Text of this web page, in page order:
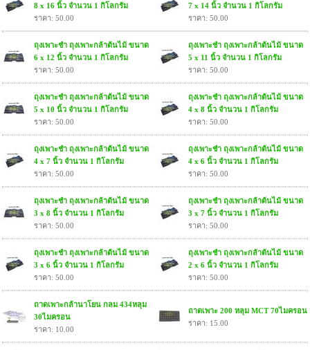
8 x 16 นิ้ว จำนวน 1 กิโลกรัม
ราคา: 50.00
7 x 14 นิ้ว จำนวน 1 กิโลกรัม
ราคา: 50.00
ถุงเพาะชำ ถุงเพาะกล้าต้นไม้ ขนาด
6 x 12 นิ้ว จำนวน 1 กิโลกรัม
ราคา: 50.00
ถุงเพาะชำ ถุงเพาะกล้าต้นไม้ ขนาด
5 x 11 นิ้ว จำนวน 1 กิโลกรัม
ราคา: 50.00
ถุงเพาะชำ ถุงเพาะกล้าต้นไม้ ขนาด
5 x 10 นิ้ว จำนวน 1 กิโลกรัม
ราคา: 50.00
ถุงเพาะชำ ถุงเพาะกล้าต้นไม้ ขนาด
4 x 8 นิ้ว จำนวน 1 กิโลกรัม
ราคา: 50.00
ถุงเพาะชำ ถุงเพาะกล้าต้นไม้ ขนาด
4 x 7 นิ้ว จำนวน 1 กิโลกรัม
ราคา: 50.00
ถุงเพาะชำ ถุงเพาะกล้าต้นไม้ ขนาด
4 x 6 นิ้ว จำนวน 1 กิโลกรัม
ราคา: 50.00
ถุงเพาะชำ ถุงเพาะกล้าต้นไม้ ขนาด
3 x 8 นิ้ว จำนวน 1 กิโลกรัม
ราคา: 50.00
ถุงเพาะชำ ถุงเพาะกล้าต้นไม้ ขนาด
3 x 7 นิ้ว จำนวน 1 กิโลกรัม
ราคา: 50.00
ถุงเพาะชำ ถุงเพาะกล้าต้นไม้ ขนาด
3 x 6 นิ้ว จำนวน 1 กิโลกรัม
ราคา: 50.00
ถุงเพาะชำ ถุงเพาะกล้าต้นไม้ ขนาด
2 x 6 นิ้ว จำนวน 1 กิโลกรัม
ราคา: 50.00
ถาดเพาะกล้านาโยน กลม 434หลุม
30ไมครอน
ราคา: 10.00
ถาดเพาะ 200 หลุม MCT 70ไมครอน
ราคา: 15.00